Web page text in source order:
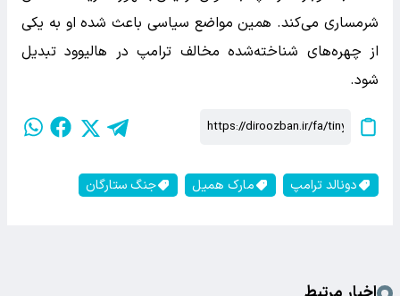
شرمساری می‌کند. همین مواضع سیاسی باعث شده او به یکی
از چهره‌های شناخته‌شده مخالف ترامپ در هالیوود تبدیل
شود.
دونالد ترامپ مارک همیل جنگ ستارگان